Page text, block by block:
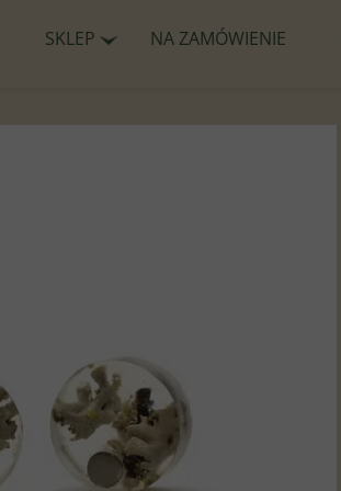
SKLEP
POJEDYNCZE PEREŁKI
NA ZAMÓWIENIE